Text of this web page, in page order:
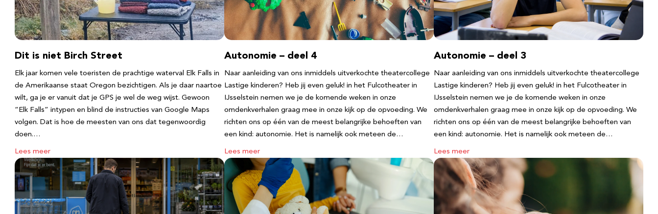
Dit is niet Birch Street
Elk jaar komen vele toeristen de prachtige waterval Elk Falls in
de Amerikaanse staat Oregon bezichtigen. Als je daar naartoe
wilt, ga je er vanuit dat je GPS je wel de weg wijst. Gewoon
“Elk Falls” intypen en blind de instructies van Google Maps
volgen. Dat is hoe de meesten van ons dat tegenwoordig
doen.…
Lees meer
Autonomie – deel 4
Naar aanleiding van ons inmiddels uitverkochte theatercollege
Lastige kinderen? Heb jij even geluk! in het Fulcotheater in
IJsselstein nemen we je de komende weken in onze
omdenkverhalen graag mee in onze kijk op de opvoeding. We
richten ons op één van de meest belangrijke behoeften van
een kind: autonomie. Het is namelijk ook meteen de…
Lees meer
Autonomie – deel 3
Naar aanleiding van ons inmiddels uitverkochte theatercollege
Lastige kinderen? Heb jij even geluk! in het Fulcotheater in
IJsselstein nemen we je de komende weken in onze
omdenkverhalen graag mee in onze kijk op de opvoeding. We
richten ons op één van de meest belangrijke behoeften van
een kind: autonomie. Het is namelijk ook meteen de…
Lees meer